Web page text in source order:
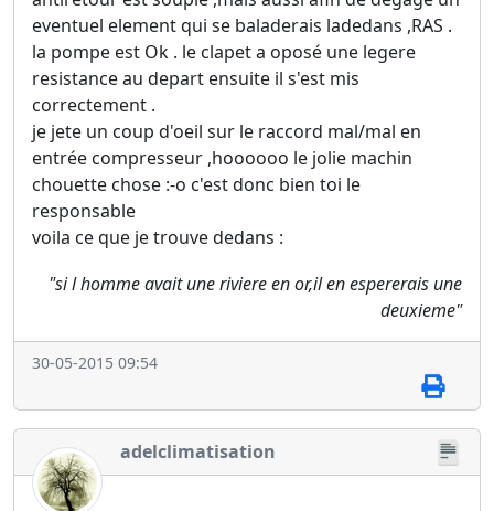
eventuel element qui se baladerais ladedans ,RAS .
la pompe est Ok . le clapet a oposé une legere
resistance au depart ensuite il s'est mis
correctement .
je jete un coup d'oeil sur le raccord mal/mal en
entrée compresseur ,hoooooo le jolie machin
chouette chose :-o c'est donc bien toi le
responsable
voila ce que je trouve dedans :
"si l homme avait une riviere en or,il en espererais une
deuxieme"
30-05-2015 09:54
adelclimatisation